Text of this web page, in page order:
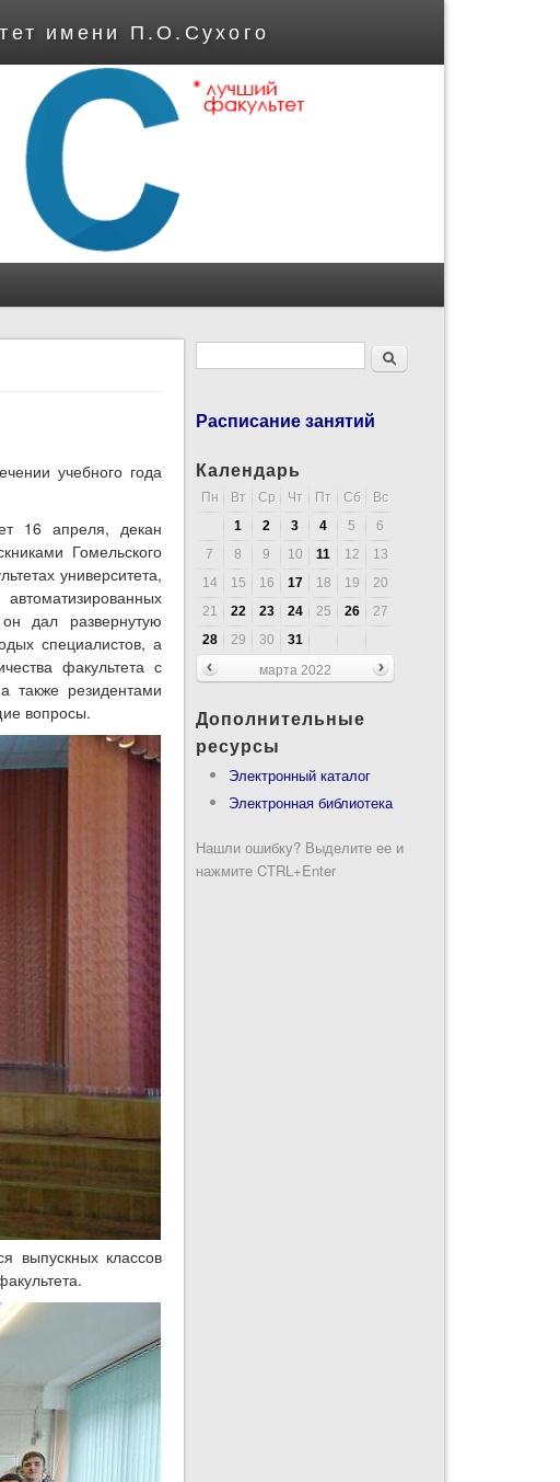
имени П.О.Сухого
учебного года
16 апреля, декан
Гомельского
университета,
дал развернутую
специалистов, а
факультета с
также резидентами
вопросы.
выпускных классов
Форма поискаПоиск
Расписание занятий
Календарь
Пн Вт Ср Чт Пт Сб
Вс
1
2 3 4 5
6
7
8 9 10 11 12
13
14
15 16 17 18 19
20
21
22 23 24 25 26
27
28
29 30
31
марта 2022
Дополнительные
ресурсы
Электронный каталог
Электронная библиотека
Нашли ошибку? Выделите ее и
нажмите CTRL+Enter